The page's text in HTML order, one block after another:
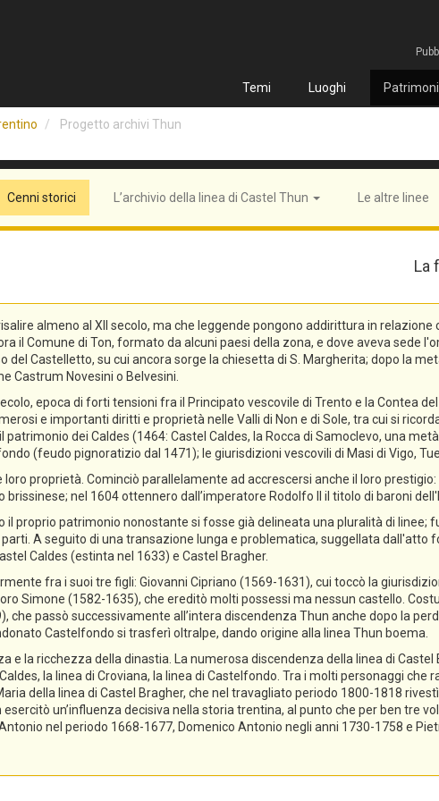
Temi Luoghi
Progetto archivi Thun
Cenni storici L’archivio della linea di Castel Thun Le altre linee
La
almeno al XII secolo, ma che leggende pongono addirittura in relazione
il Comune di Ton, formato da alcuni paesi della zona, e dove aveva sede
Castelletto, su cui ancora sorge la chiesetta di S. Margherita; dopo la
Castrum Novesini o Belvesini.
epoca di forti tensioni fra il Principato vescovile di Trento e la Contea
e importanti diritti e proprietà nelle Valli di Non e di Sole, tra cui si
dei Caldes (1464: Castel Caldes, la Rocca di Samoclevo, una metà
(feudo pignoratizio dal 1471); le giurisdizioni vescovili di Masi di Vigo,
proprietà. Cominciò parallelamente ad accrescersi anche il loro
nel 1604 ottennero dall’imperatore Rodolfo II il titolo di baroni
il proprio patrimonio nonostante si fosse già delineata una pluralità di linee;
A seguito di una transazione lunga e problematica, suggellata dall'atto
Caldes (estinta nel 1633) e Castel Bragher.
fra i suoi tre figli: Giovanni Cipriano (1569-1631), cui toccò la
Simone (1582-1635), che ereditò molti possessi ma nessun castello.
passò successivamente all’intera discendenza Thun anche dopo la
Castelfondo si trasferì oltralpe, dando origine alla linea Thun boema.
e la ricchezza della dinastia. La numerosa discendenza della linea di Castel
la linea di Croviana, la linea di Castelfondo. Tra i molti personaggi che
della linea di Castel Bragher, che nel travagliato periodo 1800-1818
un’influenza decisiva nella storia trentina, al punto che per ben tre
nel periodo 1668-1677, Domenico Antonio negli anni 1730-1758 e